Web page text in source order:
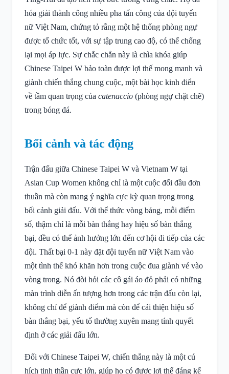
hóa giải thành công nhiều pha tấn công của đội tuyển
nữ Việt Nam, chứng tỏ rằng một hệ thống phòng ngự
được tổ chức tốt, với sự tập trung cao độ, có thể chống
lại mọi áp lực. Sự chắc chắn này là chìa khóa giúp
Chinese Taipei W bảo toàn được lợi thế mong manh và
giành chiến thắng chung cuộc, một bài học kinh điển
về tầm quan trọng của catenaccio (phòng ngự chặt chẽ)
trong bóng đá.
Bối cảnh và tác động
Trận đấu giữa Chinese Taipei W và Vietnam W tại
Asian Cup Women không chỉ là một cuộc đối đầu đơn
thuần mà còn mang ý nghĩa cực kỳ quan trọng trong
bối cảnh giải đấu. Với thể thức vòng bảng, mỗi điểm
số, thậm chí là mỗi bàn thắng hay hiệu số bàn thắng
bại, đều có thể ảnh hưởng lớn đến cơ hội đi tiếp của các
đội. Thất bại 0-1 này đặt đội tuyển nữ Việt Nam vào
một tình thế khó khăn hơn trong cuộc đua giành vé vào
vòng trong. Nó đòi hỏi các cô gái áo đỏ phải có những
màn trình diễn ấn tượng hơn trong các trận đấu còn lại,
không chỉ để giành điểm mà còn để cải thiện hiệu số
bàn thắng bại, yếu tố thường xuyên mang tính quyết
định ở các giải đấu lớn.
Đối với Chinese Taipei W, chiến thắng này là một cú
hích tinh thần cực lớn, giúp họ có được lợi thế đáng kể